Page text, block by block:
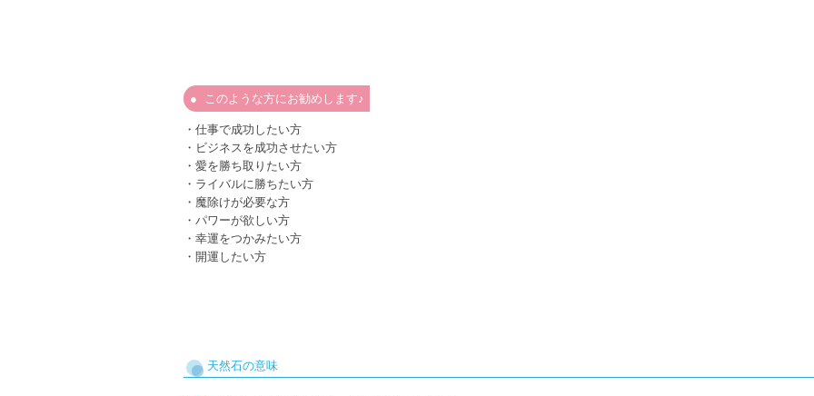
このような方にお勧めします♪
・仕事で成功したい方
・ビジネスを成功させたい方
・愛を勝ち取りたい方
・ライバルに勝ちたい方
・魔除けが必要な方
・パワーが欲しい方
・幸運をつかみたい方
・開運したい方
天然石の意味